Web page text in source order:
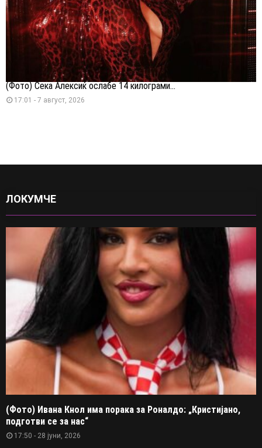
(Фото) Сека Алексиќ ослабе 14 килограми...
17:01 - 7 август, 2026
ЛОКУМЧЕ
(Фото) Ивана Кнол има порака за Роналдо: „Кристијано,
подготви се за нас“
17:50 - 28 јуни, 2026